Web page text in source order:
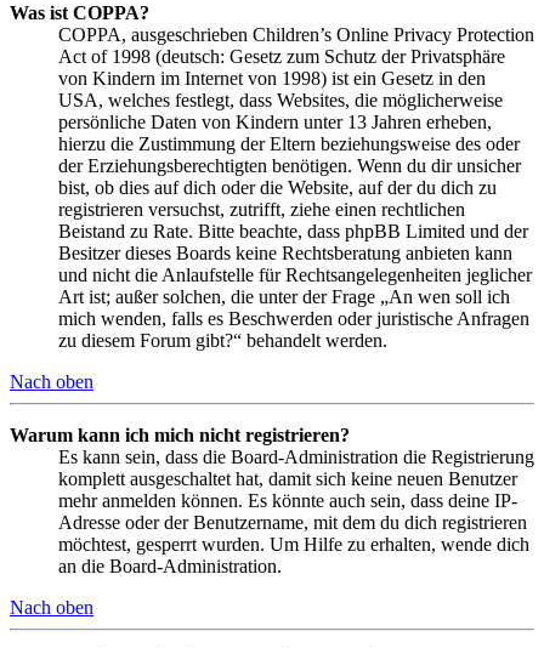
Was ist COPPA?
COPPA, ausgeschrieben Children’s Online Privacy Protection
Act of 1998 (deutsch: Gesetz zum Schutz der Privatsphäre
von Kindern im Internet von 1998) ist ein Gesetz in den
USA, welches festlegt, dass Websites, die möglicherweise
persönliche Daten von Kindern unter 13 Jahren erheben,
hierzu die Zustimmung der Eltern beziehungsweise des oder
der Erziehungsberechtigten benötigen. Wenn du dir unsicher
bist, ob dies auf dich oder die Website, auf der du dich zu
registrieren versuchst, zutrifft, ziehe einen rechtlichen
Beistand zu Rate. Bitte beachte, dass phpBB Limited und der
Besitzer dieses Boards keine Rechtsberatung anbieten kann
und nicht die Anlaufstelle für Rechtsangelegenheiten jeglicher
Art ist; außer solchen, die unter der Frage „An wen soll ich
mich wenden, falls es Beschwerden oder juristische Anfragen
zu diesem Forum gibt?“ behandelt werden.
Nach oben
Warum kann ich mich nicht registrieren?
Es kann sein, dass die Board-Administration die Registrierung
komplett ausgeschaltet hat, damit sich keine neuen Benutzer
mehr anmelden können. Es könnte auch sein, dass deine IP-
Adresse oder der Benutzername, mit dem du dich registrieren
möchtest, gesperrt wurden. Um Hilfe zu erhalten, wende dich
an die Board-Administration.
Nach oben